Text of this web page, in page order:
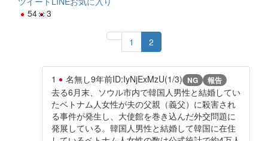
54
3
1 2
1 名無し9年前ID:IyNjExMzU(1/3) NG 報告
去る6月末、ソウル市内で韓国人男性と結婚してい
たベトナム人女性が夫の父親（義父）に殺害され
る事件が発生し、大使館を巻き込んだ外交問題に
発展している。韓国人男性と結婚して韓国に在住